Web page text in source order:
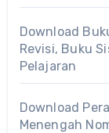
Download
Revisi, Buku
Pelajaran
Download
Menengah